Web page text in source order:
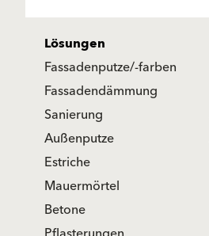
Lösungen
Fassadenputze/-farben
Fassadendämmung
Sanierung
Außenputze
Estriche
Mauermörtel
Betone